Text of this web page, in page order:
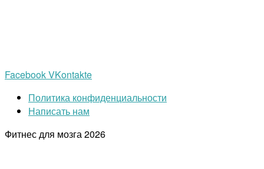
FacebookVKontakte
Политика конфиденциальности
Написать нам
Фитнес для мозга2026